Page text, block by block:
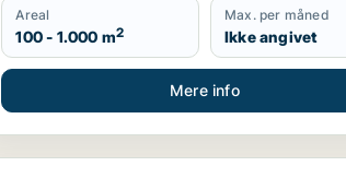
Areal
100 - 1.000 m2
Max. per måned
Ikke angivet
Mere info